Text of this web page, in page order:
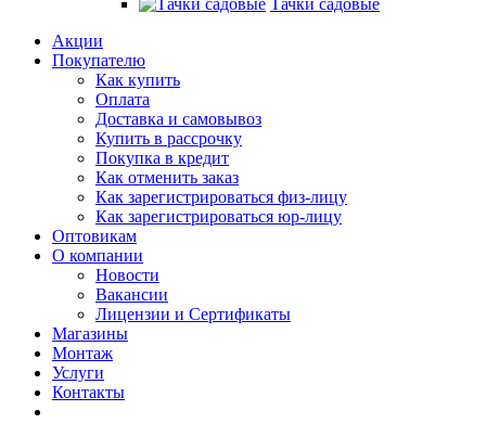
Тачки садовые
Акции
Покупателю
Как купить
Оплата
Доставка и самовывоз
Купить в рассрочку
Покупка в кредит
Как отменить заказ
Как зарегистрироваться физ-лицу
Как зарегистрироваться юр-лицу
Оптовикам
О компании
Новости
Вакансии
Лицензии и Сертификаты
Магазины
Монтаж
Услуги
Контакты